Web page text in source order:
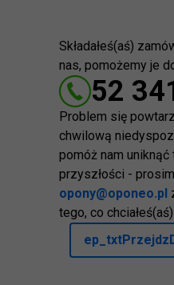
Składałeś(aś)
nas, pomożemy je
52
Problem się
chwilową
pomóż nam
przyszłości -
opony@oponeo.pl
tego, co